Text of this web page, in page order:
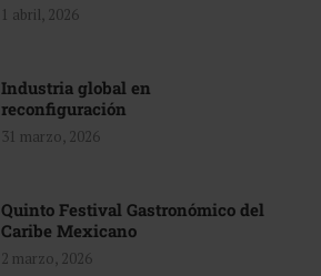
1 abril, 2026
Industria global en
reconfiguración
31 marzo, 2026
Quinto Festival Gastronómico del
Caribe Mexicano
2 marzo, 2026